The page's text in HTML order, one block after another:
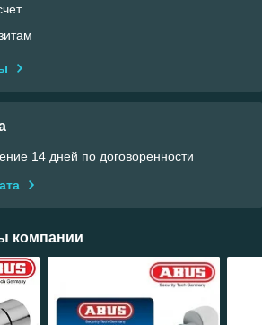
14 дней по договоренности
компании